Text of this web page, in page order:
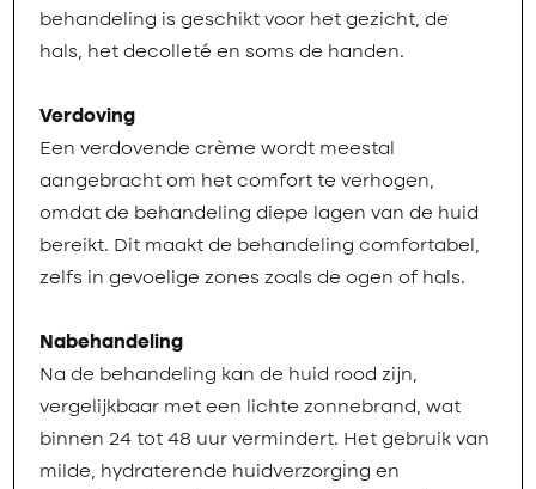
behandeling is geschikt voor het gezicht, de
hals, het decolleté en soms de handen.
Verdoving
Een verdovende crème wordt meestal
aangebracht om het comfort te verhogen,
omdat de behandeling diepe lagen van de huid
bereikt. Dit maakt de behandeling comfortabel,
zelfs in gevoelige zones zoals de ogen of hals.
Nabehandeling
Na de behandeling kan de huid rood zijn,
vergelijkbaar met een lichte zonnebrand, wat
binnen 24 tot 48 uur vermindert. Het gebruik van
milde, hydraterende huidverzorging en